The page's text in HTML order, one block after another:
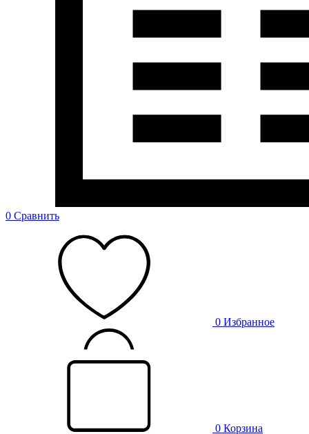
0 Сравнить
0 Избранное
0 Корзина